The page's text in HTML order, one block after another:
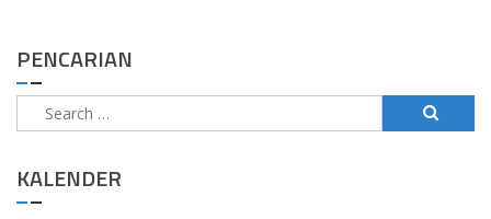
PENCARIAN
Search
for:
KALENDER